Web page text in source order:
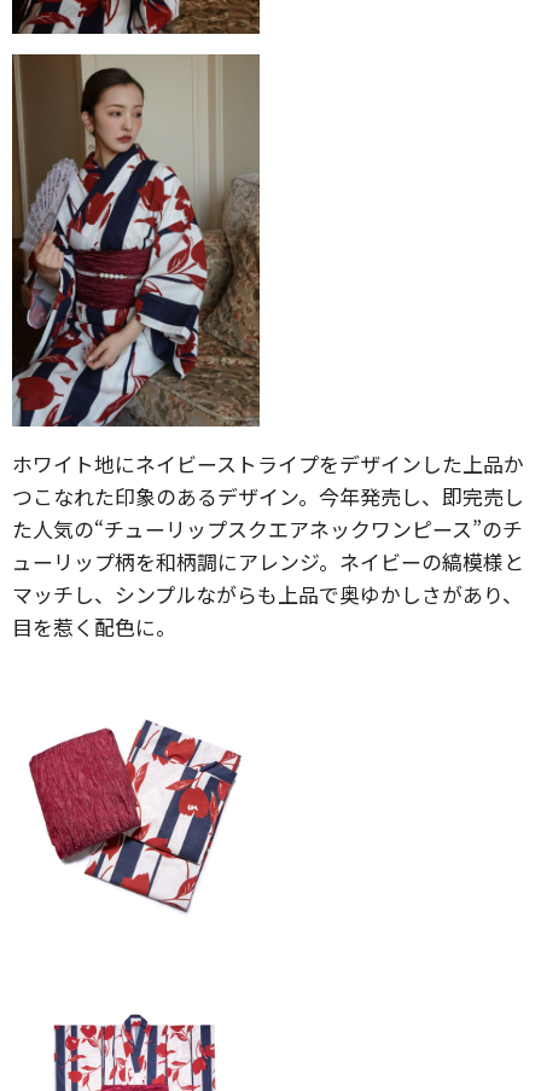
ホワイト地にネイビーストライプをデザインした上品か
つこなれた印象のあるデザイン。今年発売し、即完売し
た人気の“チューリップスクエアネックワンピース”のチ
ューリップ柄を和柄調にアレンジ。ネイビーの縞模様と
マッチし、シンプルながらも上品で奥ゆかしさがあり、
目を惹く配色に。